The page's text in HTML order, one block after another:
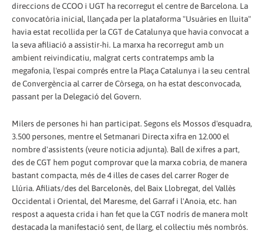
direccions de CCOO i UGT ha recorregut el centre de Barcelona. La
convocatòria inicial, llançada per la plataforma "Usuàries en lluita"
havia estat recollida per la CGT de Catalunya que havia convocat a
la seva afiliació a assistir-hi. La marxa ha recorregut amb un
ambient reivindicatiu, malgrat certs contratemps amb la
megafonia, l'espai comprés entre la Plaça Catalunya i la seu central
de Convergència al carrer de Còrsega, on ha estat desconvocada,
passant per la Delegació del Govern.
Milers de persones hi han participat. Segons els Mossos d'esquadra,
3.500 persones, mentre el Setmanari Directa xifra en 12.000 el
nombre d'assistents (veure noticia adjunta). Ball de xifres a part,
des de CGT hem pogut comprovar que la marxa cobria, de manera
bastant compacta, més de 4 illes de cases del carrer Roger de
Llúria. Afiliats/des del Barcelonès, del Baix Llobregat, del Vallès
Occidental i Oriental, del Maresme, del Garraf i l'Anoia, etc. han
respost a aquesta crida i han fet que la CGT nodrís de manera molt
destacada la manifestació sent, de llarg, el col·lectiu més nombrós.